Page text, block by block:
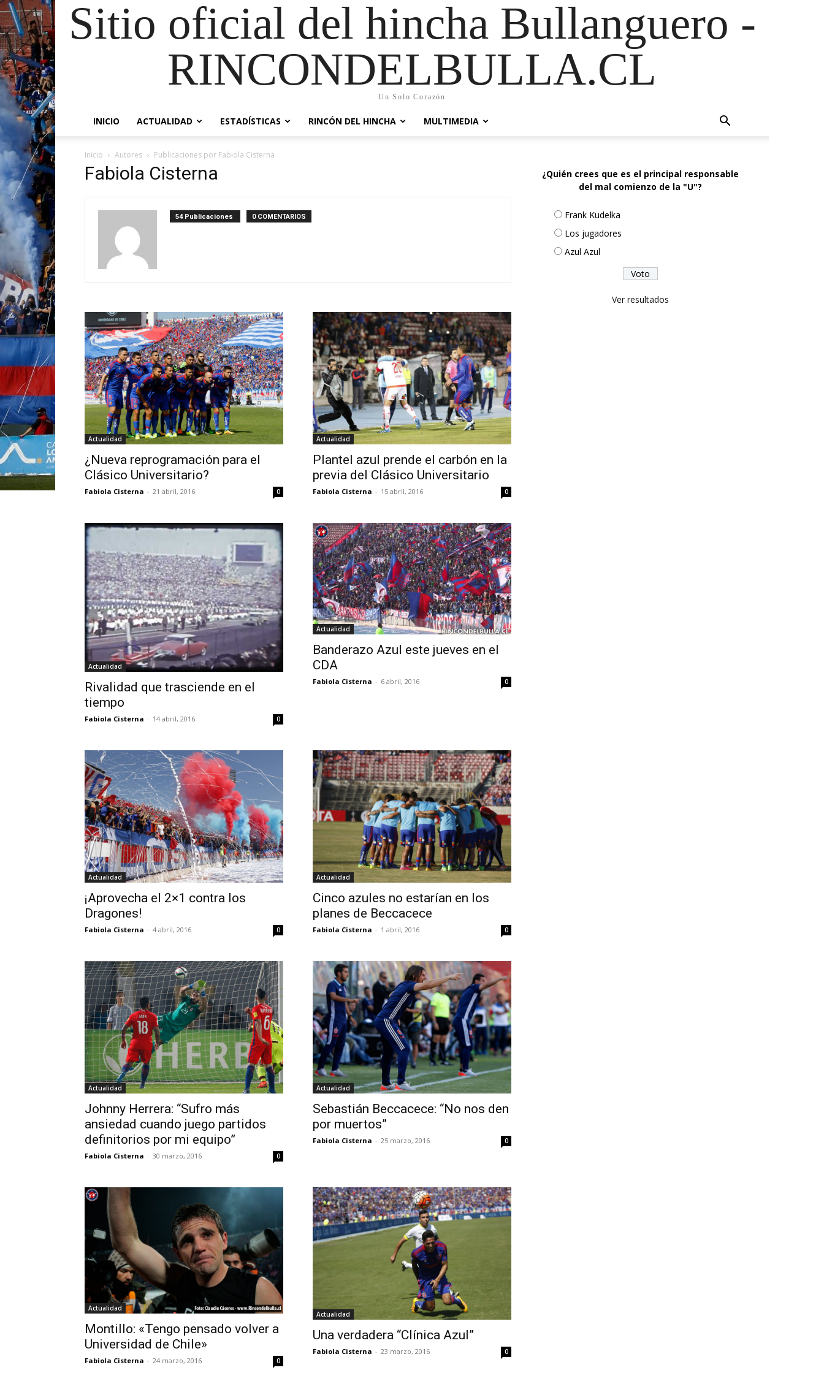
Sitio oficial del hincha Bullanguero -
RINCONDELBULLA.CL
Un Solo Corazón
INICIO ACTUALIDAD ESTADÍSTICAS RINCÓN DEL HINCHA MULTIMEDIA
Inicio Autores Publicaciones por Fabiola Cisterna
Fabiola Cisterna
54 Publicaciones 0 COMENTARIOS
Actualidad
¿Nueva reprogramación para el
Clásico Universitario?
Fabiola Cisterna - 21 abril, 2016 0
Actualidad
Plantel azul prende el carbón en la
previa del Clásico Universitario
Fabiola Cisterna - 15 abril, 2016 0
Actualidad
Rivalidad que trasciende en el
tiempo
Fabiola Cisterna - 14 abril, 2016 0
Actualidad
Banderazo Azul este jueves en el
CDA
Fabiola Cisterna - 6 abril, 2016 0
Actualidad
¡Aprovecha el 2×1 contra los
Dragones!
Fabiola Cisterna - 4 abril, 2016 0
Actualidad
Cinco azules no estarían en los
planes de Beccacece
Fabiola Cisterna - 1 abril, 2016 0
Actualidad
Johnny Herrera: “Sufro más
ansiedad cuando juego partidos
definitorios por mi equipo”
Fabiola Cisterna - 30 marzo, 2016 0
Actualidad
Sebastián Beccacece: “No nos den
por muertos”
Fabiola Cisterna - 25 marzo, 2016 0
Actualidad
Montillo: «Tengo pensado volver a
Universidad de Chile»
Fabiola Cisterna - 24 marzo, 2016 0
Actualidad
Una verdadera “Clínica Azul”
Fabiola Cisterna - 23 marzo, 2016 0
¿Quién crees que es el principal responsable
del mal comienzo de la "U"?
Frank Kudelka
Los jugadores
Azul Azul
Ver resultados